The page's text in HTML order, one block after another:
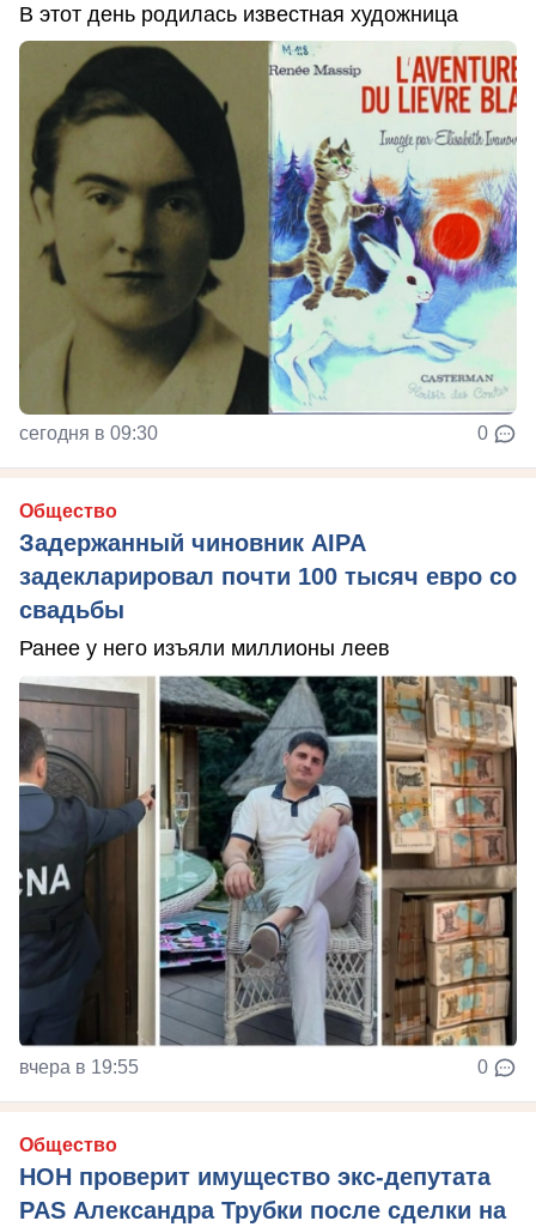
В этот день родилась известная художница
сегодня в 09:30 0
Общество
Задержанный чиновник AIPA
задекларировал почти 100 тысяч евро со
свадьбы
Ранее у него изъяли миллионы леев
вчера в 19:55 0
Общество
НОН проверит имущество экс-депутата
PAS Александра Трубки после сделки на